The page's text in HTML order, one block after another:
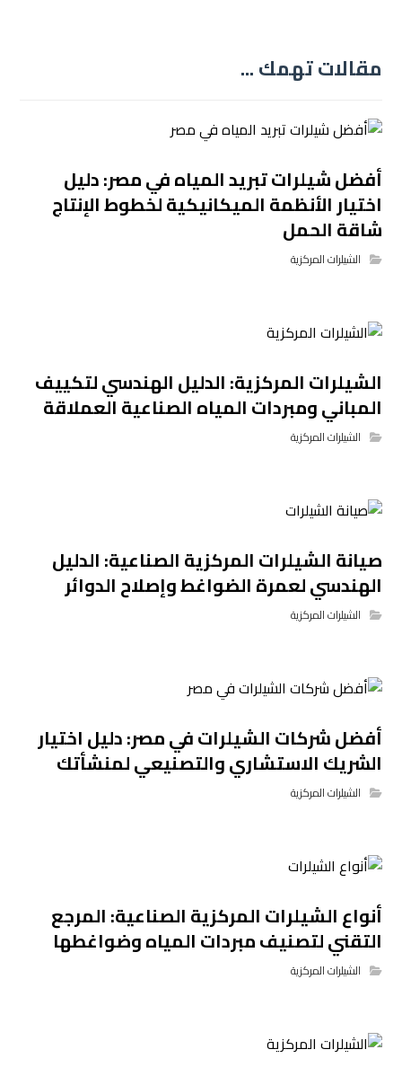
مقالات تهمك ...
أفضل شيلرات تبريد المياه في مصر: دليل
اختيار الأنظمة الميكانيكية لخطوط الإنتاج
شاقة الحمل
الشيلرات المركزية
الشيلرات المركزية: الدليل الهندسي لتكييف
المباني ومبردات المياه الصناعية العملاقة
الشيلرات المركزية
صيانة الشيلرات المركزية الصناعية: الدليل
الهندسي لعمرة الضواغط وإصلاح الدوائر
الشيلرات المركزية
أفضل شركات الشيلرات في مصر: دليل اختيار
الشريك الاستشاري والتصنيعي لمنشأتك
الشيلرات المركزية
أنواع الشيلرات المركزية الصناعية: المرجع
التقني لتصنيف مبردات المياه وضواغطها
الشيلرات المركزية